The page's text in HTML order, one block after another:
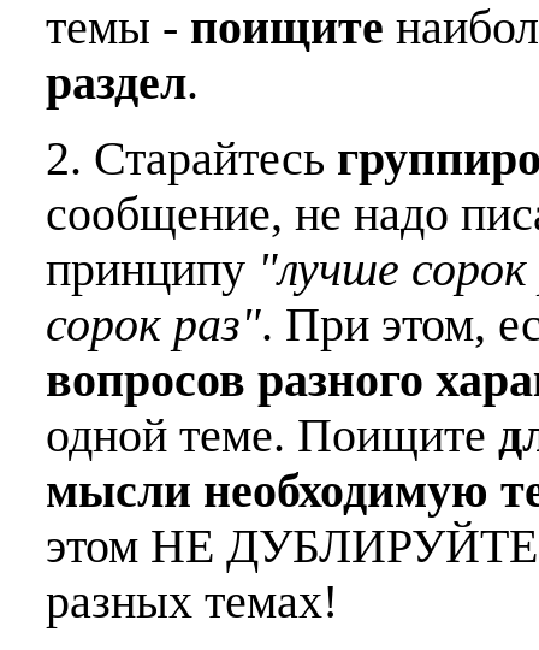
темы - поищите
раздел.
2. Старайтесь
сообщение, не надо
принципу "лучше
сорок раз". При этом,
вопросов разного
одной теме. Поищите
мысли необходимую
этом НЕ ДУБЛИРУЙТЕ
разных темах!